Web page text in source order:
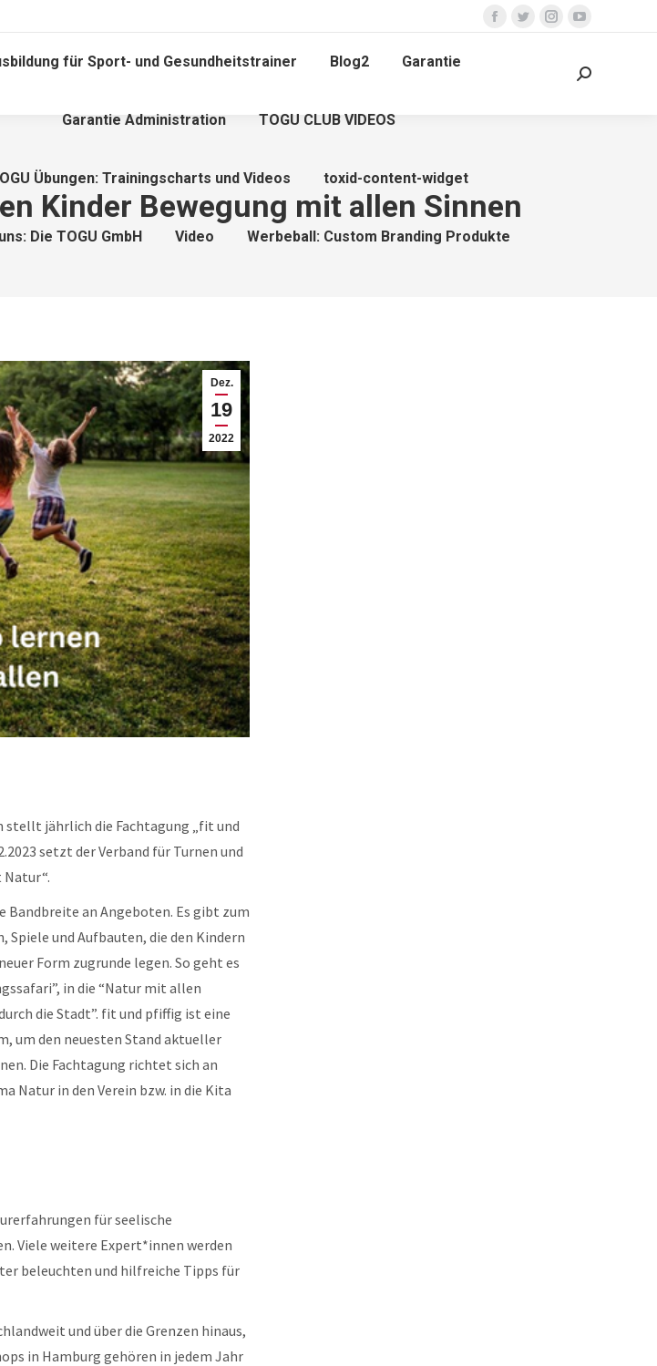
Facebook
TwitterInstagram
opensopens
für Sport- und Gesundheitstrainer Blog2 Garantie
Garantie Administration TOGU CLUB VIDEOS
Übungen: Trainingscharts und Videos toxid-content-widget
Die TOGU GmbH Video Werbeball: Custom Branding Produkte
Search:
Kinder Bewegung mit allen Sinnen
Dez.
19
2022
jährlich die Fachtagung „fit und
setzt der Verband für Turnen und
Bandbreite an Angeboten. Es gibt zum
und Aufbauten, die den Kindern
Form zugrunde legen. So geht es
in die “Natur mit allen
die Stadt”. fit und pfiffig ist eine
um den neuesten Stand aktueller
Die Fachtagung richtet sich an
Natur in den Verein bzw. in die Kita
für seelische
Viele weitere Expert*innen werden
beleuchten und hilfreiche Tipps für
und über die Grenzen hinaus,
in Hamburg gehören in jedem Jahr